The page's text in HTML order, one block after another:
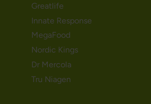
Greatlife
Innate Response
MegaFood
Nordic Kings
Dr Mercola
Tru Niagen